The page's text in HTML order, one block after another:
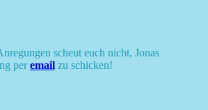
scheut euch nicht, Jonas
peremailzu schicken!